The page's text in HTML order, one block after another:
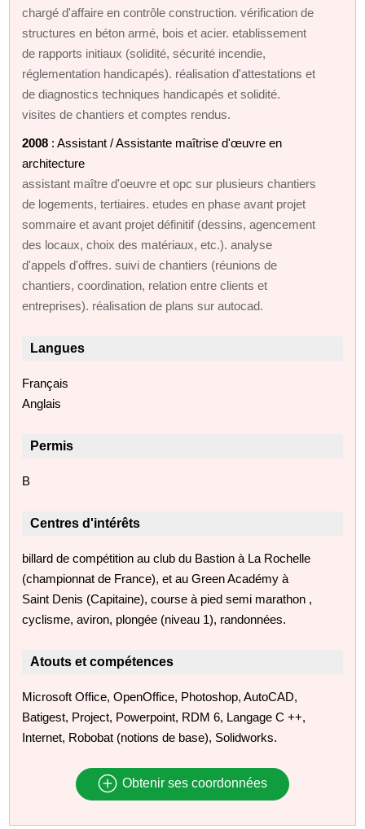
chargé d'affaire en contrôle construction. vérification de
structures en béton armé, bois et acier. etablissement
de rapports initiaux (solidité, sécurité incendie,
réglementation handicapés). réalisation d'attestations et
de diagnostics techniques handicapés et solidité.
visites de chantiers et comptes rendus.
2008 : Assistant / Assistante maîtrise d'œuvre en
architecture
assistant maître d'oeuvre et opc sur plusieurs chantiers
de logements, tertiaires. etudes en phase avant projet
sommaire et avant projet définitif (dessins, agencement
des locaux, choix des matériaux, etc.). analyse
d'appels d'offres. suivi de chantiers (réunions de
chantiers, coordination, relation entre clients et
entreprises). réalisation de plans sur autocad.
Langues
Français
Anglais
Permis
B
Centres d'intérêts
billard de compétition au club du Bastion à La Rochelle
(championnat de France), et au Green Académy à
Saint Denis (Capitaine), course à pied semi marathon ,
cyclisme, aviron, plongée (niveau 1), randonnées.
Atouts et compétences
Microsoft Office, OpenOffice, Photoshop, AutoCAD,
Batigest, Project, Powerpoint, RDM 6, Langage C ++,
Internet, Robobat (notions de base), Solidworks.
Obtenir ses coordonnées